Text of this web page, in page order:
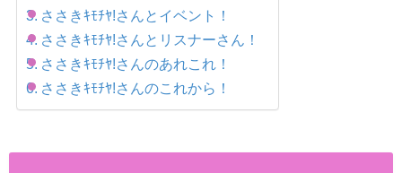
ささきｷﾓﾁﾔ!さんとイベント！
ささきｷﾓﾁﾔ!さんとリスナーさん！
ささきｷﾓﾁﾔ!さんのあれこれ！
ささきｷﾓﾁﾔ!さんのこれから！